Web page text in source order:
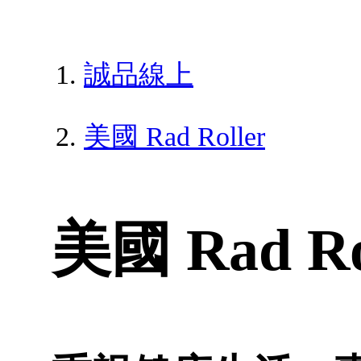
誠品線上
美國 Rad Roller
美國 Rad